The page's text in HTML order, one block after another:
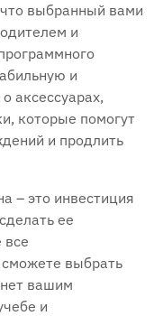
выбранный вами
и
и
аксессуарах,
которые помогут
и продлить
– это инвестиция
ее
все
выбрать
вашим
и